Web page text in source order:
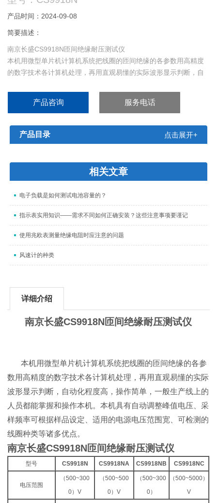
产品时间：2024-09-08
简要描述：
南京长盛CS9918N匝间绝缘耐压测试仪
本机用微型单片机计算机系统把线圈的匝间绝缘的各参数用高精度
的数字技术各计算机处理，再用直观易懂的实际波形显示判断，自
的电源电压范围宽、可检测的线圈种类等诸多优点。
产品咨询 服务电话
产品目录 点击展开+
相关文章
电子负载是如何测试电池容量的？
指示表实用知识——需求不同如何正确安装？这些注意事项要谨记
使用兆欧表测量绝缘电阻时应注意的问题
风速计的种类
详细介绍
南京长盛CS9918N匝间绝缘耐压测试仪
本机用微型单片机计算机系统把线圈的匝间绝缘的各参
数用高精度的数字技术各计算机处理，再用直观易懂的实际
波形显示判断，自动化程度高，操作简单，一般生产线上的
人员都能掌握和操作本机。本机具有自动调整峰值电压、采
样频率可根据样品设定、适用的电源电压范围宽、可检测的
线圈种类等诸多优点。
南京长盛CS9918N匝间绝缘耐压测试仪
型号 CS9918N CS9918NA CS9918NB CS9918NC
电压范围
（500~300
0）V
（500~500
0）V
（500~300
0）
（500~5000）
V